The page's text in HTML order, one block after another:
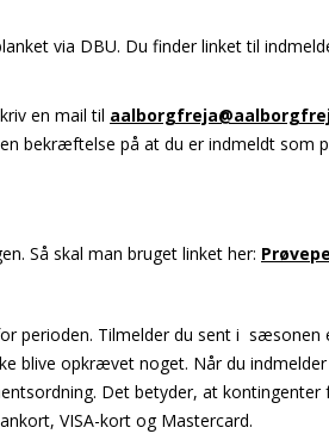
via DBU. Du finder linket til
en mail til
bekræftelse på at du er indmeldt som
Så skal man bruget linket her:
perioden. Tilmelder du sent i sæsonen
blive opkrævet noget. Når du indmelder
Det betyder, at kontingenter
VISA-kort og Mastercard.